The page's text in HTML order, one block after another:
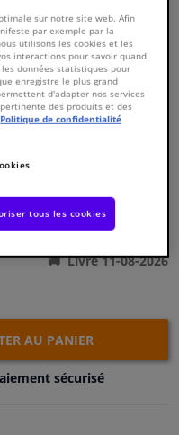
Livré 11-08-2026
AU PANIER
sécurisé
sur notre site web. Afin
par exemple par la
utilisons les cookies et les
interactions pour savoir quand
données statistiques pour
enregistre le plus grand
d'adapter nos services
des produits et des
Politique de confidentialité
tous les cookies